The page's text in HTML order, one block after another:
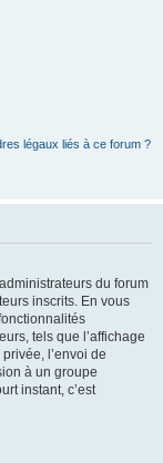
légaux liés à ce forum ?
du forum
inscrits. En vous
tels que l’affichage
l’envoi de
à un groupe
instant, c’est